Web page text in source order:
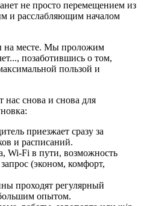
не просто перемещением из
и расслабляющим началом
месте. Мы проложим
, позаботившись о том,
пользой и
снова и снова для
приезжает сразу за
и расписаний.
Wi-Fi в пути, возможность
(эконом, комфорт,
проходят регулярный
опытом.